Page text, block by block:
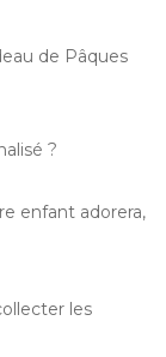
de Pâques
?
enfant adorera,
les